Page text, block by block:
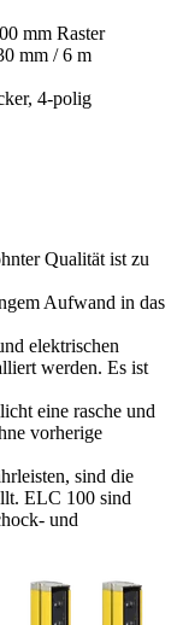
mm Raster
mm / 6 m
4-polig
Qualität ist zu
Aufwand in das
elektrischen
werden. Es ist
eine rasche und
vorherige
sind die
ELC 100 sind
und